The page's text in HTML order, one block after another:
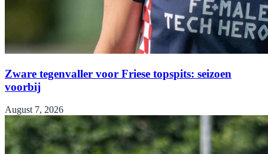
Zware tegenvaller voor Friese topspits: seizoen
voorbij
August 7, 2026